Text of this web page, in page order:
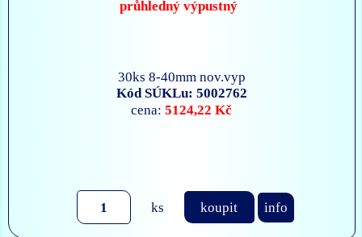
průhledný výpustný
30ks 8-40mm nov.vyp
Kód SÚKLu: 5002762
cena:5124,22 Kč
ks koupit info